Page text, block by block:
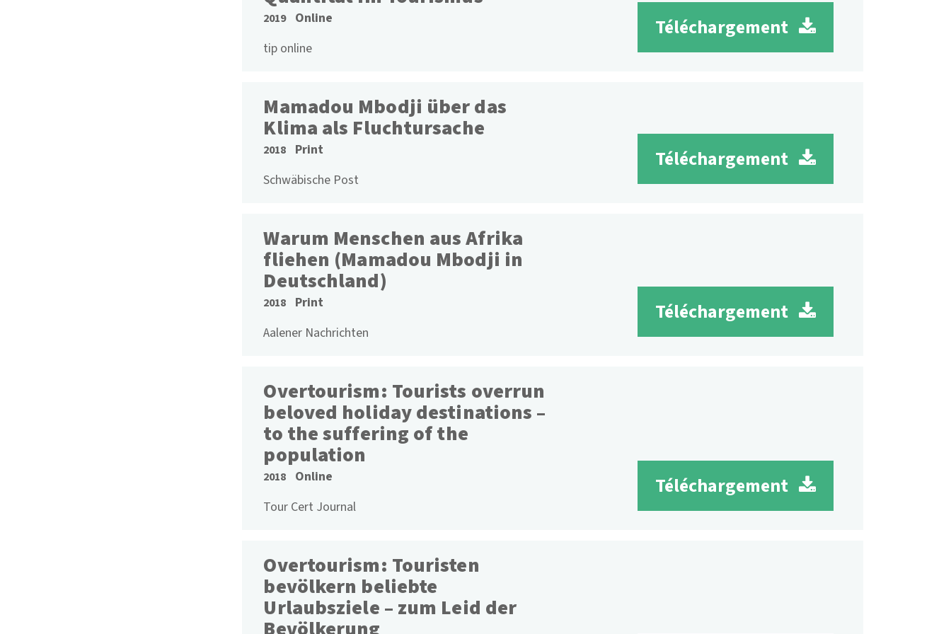
2019
Online
tip online
Téléchargement
Mamadou Mbodji über das
Klima als Fluchtursache
2018
Print
Schwäbische Post
Téléchargement
Warum Menschen aus Afrika
fliehen (Mamadou Mbodji in
Deutschland)
2018
Print
Aalener Nachrichten
Téléchargement
Overtourism: Tourists overrun
beloved holiday destinations –
to the suffering of the
population
2018
Online
Tour Cert Journal
Téléchargement
Overtourism: Touristen
bevölkern beliebte
Urlaubsziele – zum Leid der